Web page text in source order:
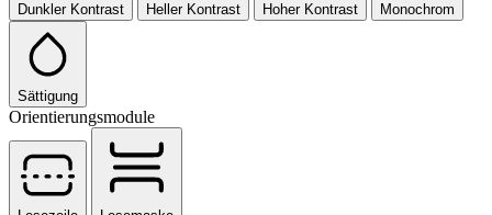
Dunkler Kontrast Heller Kontrast Hoher Kontrast Monochrom
Sättigung
Orientierungsmodule